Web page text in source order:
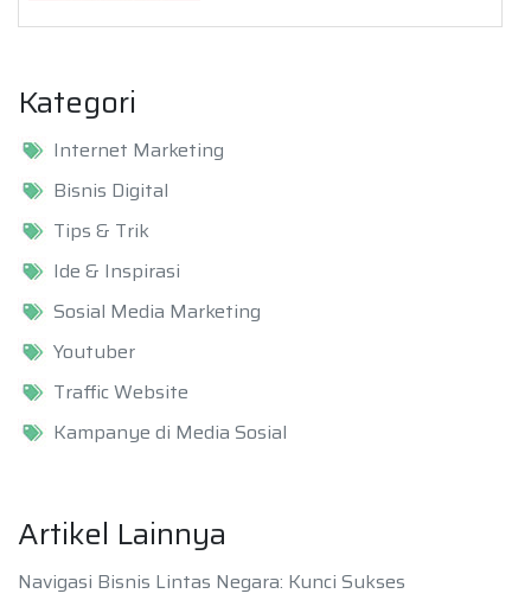
Kategori
Internet Marketing
Bisnis Digital
Tips & Trik
Ide & Inspirasi
Sosial Media Marketing
Youtuber
Traffic Website
Kampanye di Media Sosial
Artikel Lainnya
Navigasi Bisnis Lintas Negara: Kunci Sukses